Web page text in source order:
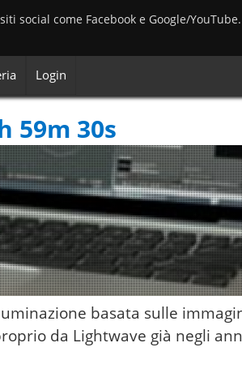
social come Facebook e Google/YouTube.
Login
59m 30s
basata sulle
da Lightwave già negli